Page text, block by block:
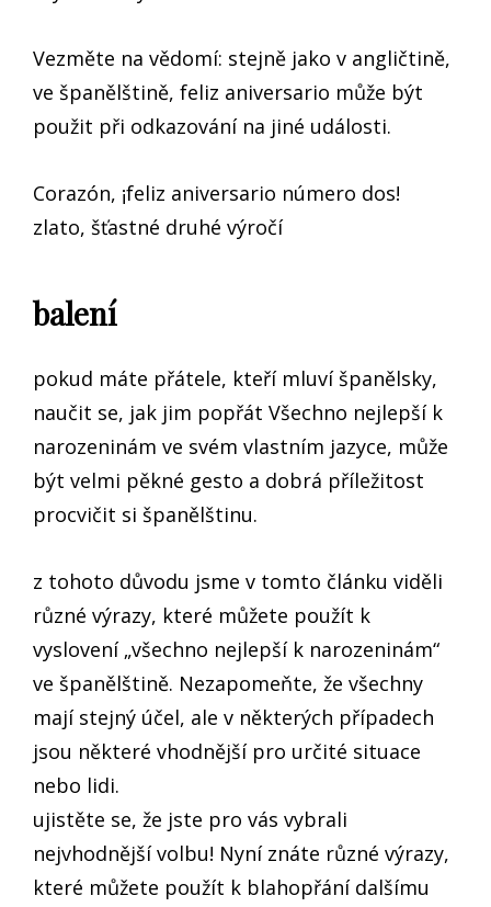
Vezměte na vědomí: stejně jako v angličtině,
ve španělštině, feliz aniversario může být
použit při odkazování na jiné události.
Corazón, ¡feliz aniversario número dos!
zlato, šťastné druhé výročí
balení
pokud máte přátele, kteří mluví španělsky,
naučit se, jak jim popřát Všechno nejlepší k
narozeninám ve svém vlastním jazyce, může
být velmi pěkné gesto a dobrá příležitost
procvičit si španělštinu.
z tohoto důvodu jsme v tomto článku viděli
různé výrazy, které můžete použít k
vyslovení „všechno nejlepší k narozeninám“
ve španělštině. Nezapomeňte, že všechny
mají stejný účel, ale v některých případech
jsou některé vhodnější pro určité situace
nebo lidi.
ujistěte se, že jste pro vás vybrali
nejvhodnější volbu! Nyní znáte různé výrazy,
které můžete použít k blahopřání dalšímu